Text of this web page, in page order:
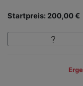
Startpreis: 200,00 €